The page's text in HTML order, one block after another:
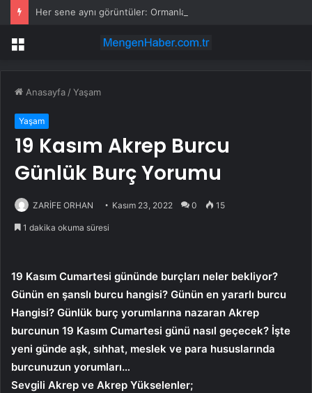
Menü
Anasayfa /Yaşam
Yaşam
19 Kasım Akrep Burcu
Günlük Burç Yorumu
ZARİFE ORHAN Kasım 23, 2022 0 15
1 dakika okuma süresi
19 Kasım Cumartesi gününde burçları neler bekliyor?
Günün en şanslı burcu hangisi? Günün en yararlı burcu
Hangisi? Günlük burç yorumlarına nazaran Akrep
burcunun 19 Kasım Cumartesi günü nasıl geçecek? İşte
yeni günde aşk, sıhhat, meslek ve para hususlarında
burcunuzun yorumları…
Sevgili Akrep ve Akrep Yükselenler;